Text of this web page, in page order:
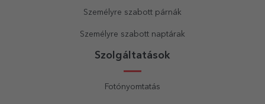
Személyre szabott párnák
Személyre szabott naptárak
Szolgáltatások
Fotónyomtatás